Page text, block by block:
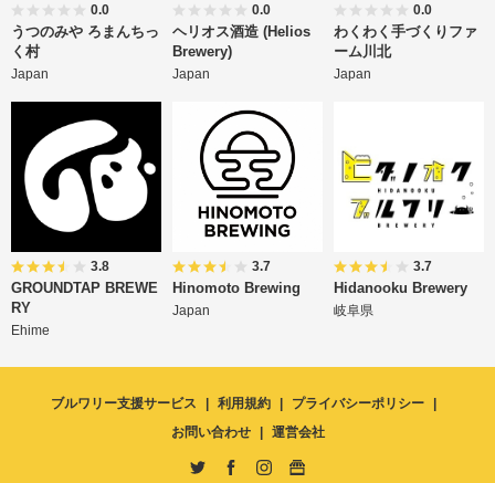
0.0
うつのみや ろまんちっ
く村
Japan
0.0
ヘリオス酒造 (Helios
Brewery)
Japan
0.0
わくわく手づくりファ
ーム川北
Japan
3.8
GROUNDTAP BREWE
RY
Ehime
3.7
Hinomoto Brewing
Japan
3.7
Hidanooku Brewery
岐阜県
ブルワリー支援サービス 利用規約
プライバシーポリシー
お問い合わせ
運営会社